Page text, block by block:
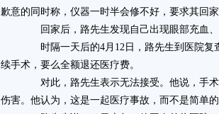
歉意的同时称，仪器一时半会修不好，要求其回家
回家后，路先生发现自己出现眼部充血、
时隔一天后的4月12日，路先生到医院复
续手术，要么全额退还医疗费。
对此，路先生表示无法接受。他说，手术
伤害。他认为，这是一起医疗事故，而不是简单的